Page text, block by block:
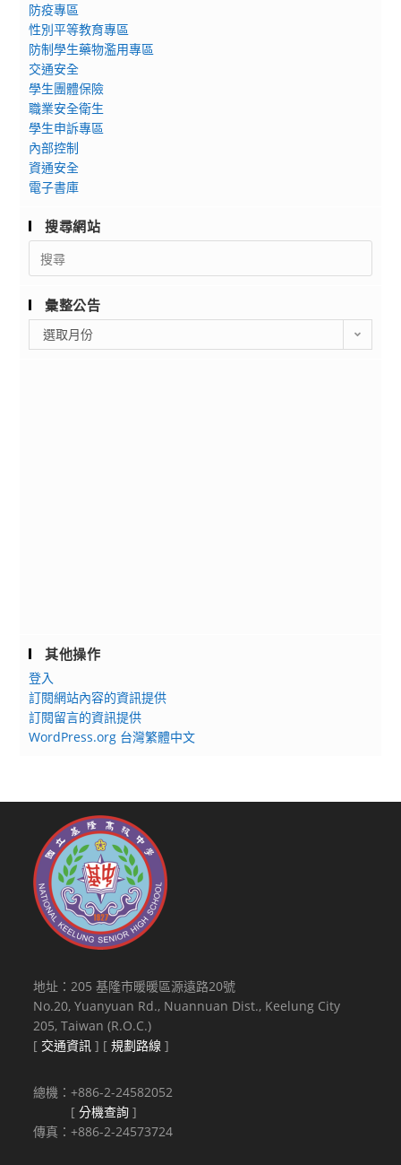
防疫專區
性別平等教育專區
防制學生藥物濫用專區
交通安全
學生團體保險
職業安全衛生
學生申訴專區
內部控制
資通安全
電子書庫
搜尋網站
Search
for:
彙整公告
整
選取月份
其他操作
登入
訂閱網站內容的資訊提供
訂閱留言的資訊提供
WordPress.org 台灣繁體中文
地址：205 基隆市暖暖區源遠路20號
No.20, Yuanyuan Rd., Nuannuan Dist., Keelung City
205, Taiwan (R.O.C.)
[ 交通資訊 ] [規劃路線 ]
總機：+886-2-24582052
[分機查詢 ]
傳真：+886-2-24573724